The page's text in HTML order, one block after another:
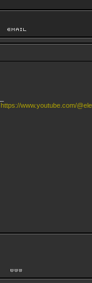
https://www.youtube.com/